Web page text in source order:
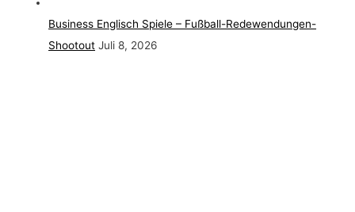
Business Englisch Spiele – Fußball-Redewendungen-
Shootout Juli 8, 2026